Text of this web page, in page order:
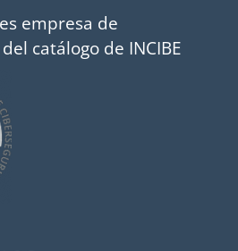
empresa de
catálogo de INCIBE